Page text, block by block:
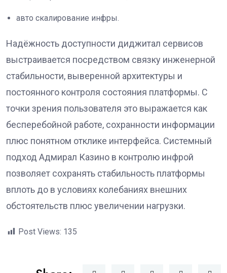
авто скалирование инфры.
Надёжность доступности диджитал сервисов
выстраивается посредством связку инженерной
стабильности, выверенной архитектуры и
постоянного контроля состояния платформы. С
точки зрения пользователя это выражается как
бесперебойной работе, сохранности информации
плюс понятном отклике интерфейса. Системный
подход Адмирал Казино в контролю инфрой
позволяет сохранять стабильность платформы
вплоть до в условиях колебаниях внешних
обстоятельств плюс увеличении нагрузки.
Post Views: 135